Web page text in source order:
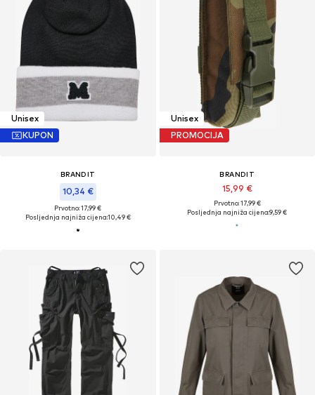
Unisex
KUPON
BRANDIT
10,34 €
Prvotno: 17,99 €
Posljednja najniža cijena:10,49 €
Unisex
PROMOCIJA
BRANDIT
15,99 €
Prvotno: 17,99 €
Posljednja najniža cijena:9,59 €